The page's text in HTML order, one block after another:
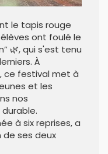
le tapis rouge
ont foulé le
🌿, qui s'est tenu
À
ce festival met à
et les
nos
à six reprises, a
de ses deux